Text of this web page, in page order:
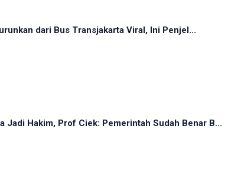
dari Bus Transjakarta Viral, Ini Penjel...
Jadi Hakim, Prof Ciek: Pemerintah Sudah Benar B...